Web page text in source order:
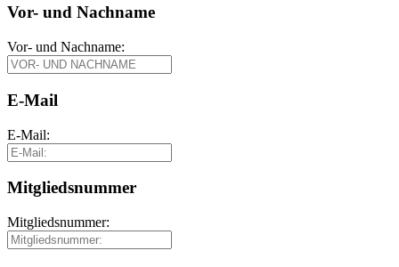
Vor- und Nachname
Vor- und Nachname:
E-Mail
E-Mail:
Mitgliedsnummer
Mitgliedsnummer: